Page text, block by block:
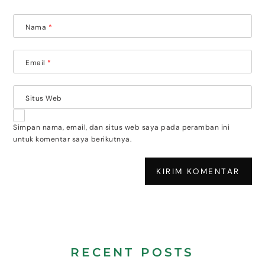
Nama *
Email *
Situs Web
Simpan nama, email, dan situs web saya pada peramban ini
untuk komentar saya berikutnya.
RECENT POSTS